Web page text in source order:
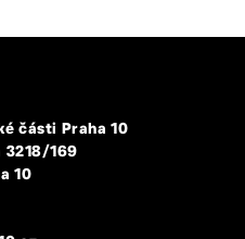
části Praha 10
3218/169
10